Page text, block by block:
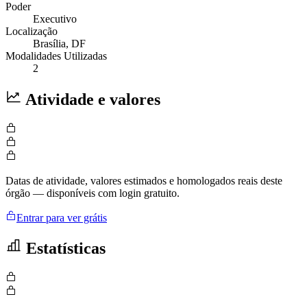
Poder
Executivo
Localização
Brasília, DF
Modalidades Utilizadas
2
Atividade e valores
Datas de atividade, valores estimados e homologados reais deste
órgão — disponíveis com login gratuito.
Entrar para ver grátis
Estatísticas